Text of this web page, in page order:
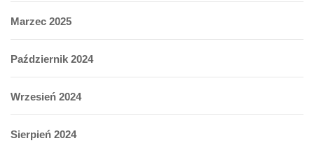
Marzec 2025
Październik 2024
Wrzesień 2024
Sierpień 2024